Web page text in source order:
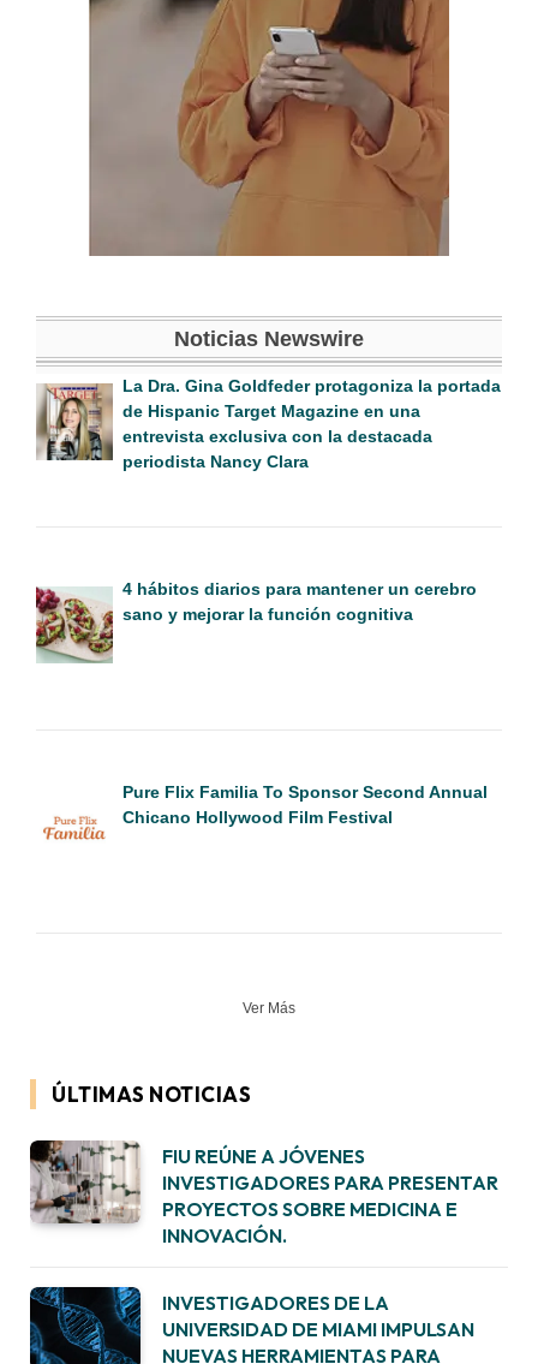
Noticias Newswire
La Dra. Gina Goldfeder protagoniza la portada
de Hispanic Target Magazine en una
entrevista exclusiva con la destacada
periodista Nancy Clara
4 hábitos diarios para mantener un cerebro
sano y mejorar la función cognitiva
Pure Flix Familia To Sponsor Second Annual
Chicano Hollywood Film Festival
Ver Más
ÚLTIMAS NOTICIAS
FIU REÚNE A JÓVENES
INVESTIGADORES PARA PRESENTAR
PROYECTOS SOBRE MEDICINA E
INNOVACIÓN.
INVESTIGADORES DE LA
UNIVERSIDAD DE MIAMI IMPULSAN
NUEVAS HERRAMIENTAS PARA